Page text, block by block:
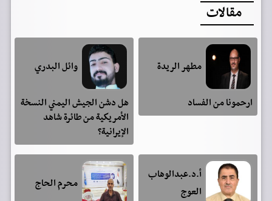
مقالات
مطهر الريدة
ارحمونا من الفساد
وائل البدري
هل دشن الجيش اليمني النسخة
الأمريكية من طائرة شاهد
الإيرانية؟
أ.د.عبدالوهاب
العوج
محرم الحاج